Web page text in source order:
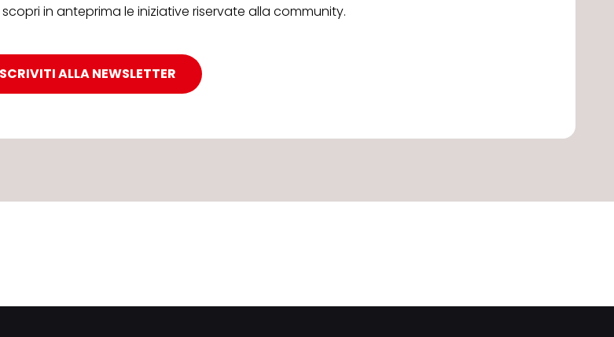
in anteprima le iniziative riservate alla community.
ALLA NEWSLETTER